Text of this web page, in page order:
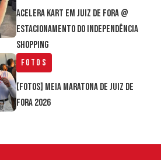
Acelera Kart em Juiz de Fora @
estacionamento do Independência
Shopping
Fotos
[FOTOS] Meia Maratona de Juiz de
Fora 2026